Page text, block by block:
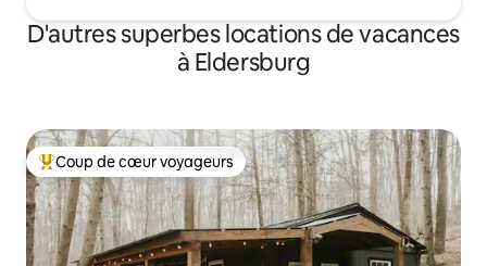
D'autres superbes locations de vacances
à Eldersburg
Coup de cœur voyageurs parmi les plus aimés
Coup de cœur voyageurs